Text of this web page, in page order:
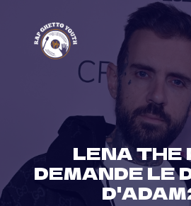
content
LENA THE
DEMANDE LE